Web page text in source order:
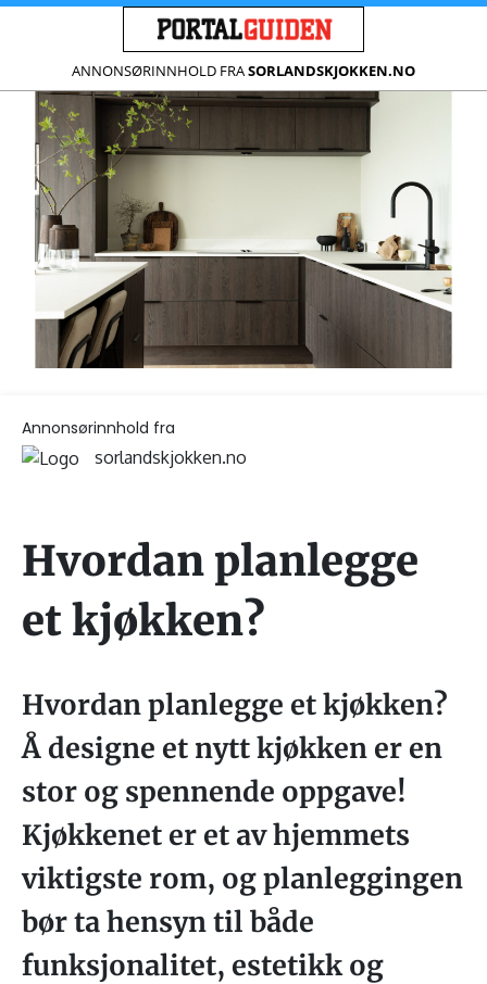
ANNONSØRINNHOLD FRASORLANDSKJOKKEN.NO
Annonsørinnhold fra
sorlandskjokken.no
Hvordan planlegge
et kjøkken?
Hvordan planlegge et kjøkken?
Å designe et nytt kjøkken er en
stor og spennende oppgave!
Kjøkkenet er et av hjemmets
viktigste rom, og planleggingen
bør ta hensyn til både
funksjonalitet, estetikk og